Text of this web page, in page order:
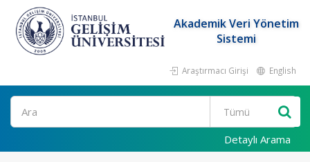
Akademik Veri Yönetim
Sistemi
Araştırmacı Girişi English
Ara
Detaylı Arama